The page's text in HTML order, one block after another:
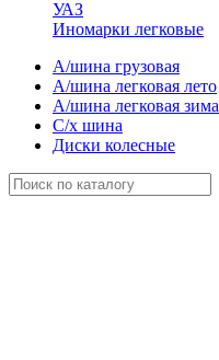
УАЗ
Иномарки легковые
А/шина грузовая
А/шина легковая лето
А/шина легковая зима
С/х шина
Диски колесные